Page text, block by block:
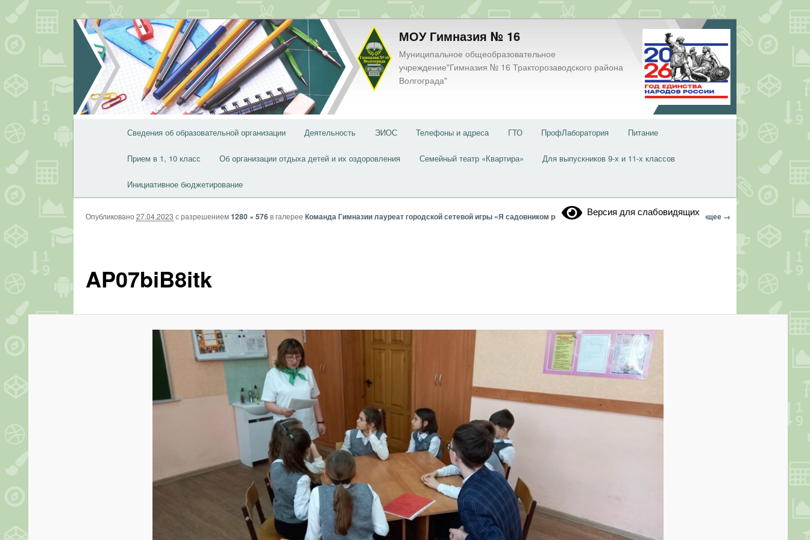
Перейти
к
основному
содержимому
МОУ Гимназия № 16
Муниципальное общеобразовательное
учреждение"Гимназия № 16 Тракторозаводского района
Волгограда"
Сведения об образовательной организации Деятельность ЭИОС Телефоны и адреса ГТО ПрофЛаборатория Питание
Прием в 1, 10 класс Об организации отдыха детей и их оздоровления Семейный театр «Квартира» Для выпускников 9-х и 11-х классов
Инициативное бюджетирование
Версия для слабовидящих
Навигация
← Предыдущее Следующее →
AP07biB8itk
Опубликовано 27.04.2023 с разрешением1280 × 576в галерее Команда Гимназии лауреат городской сетевой игры «Я садовником родился»